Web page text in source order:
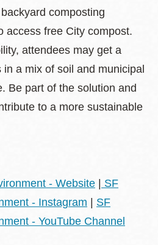
composting
access free City compost.
attendees may get a
a mix of soil and municipal
Be part of the solution and
to a more sustainable
- Website
SF
- Instagram
SF
- YouTube Channel